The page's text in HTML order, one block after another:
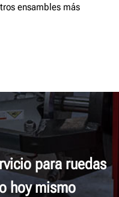
ensambles más
para ruedas
hoy mismo